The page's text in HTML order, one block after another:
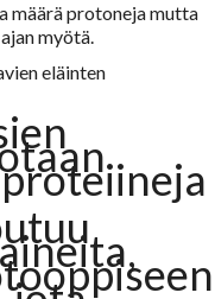
määrä protoneja mutta
myötä.
eläinten